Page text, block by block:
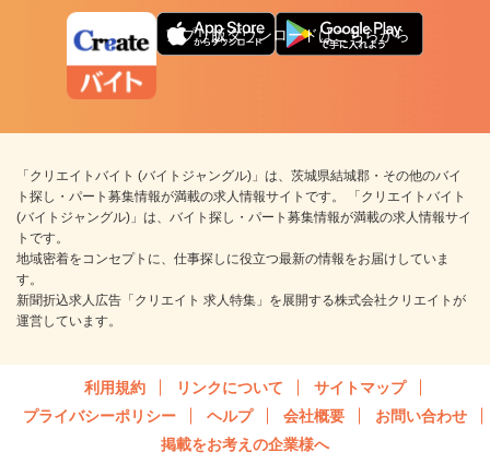
アプリ版ダウンロードはこちらから
「クリエイトバイト (バイトジャングル)」は、茨城県結城郡・その他のバイ
ト探し・パート募集情報が満載の求人情報サイトです。 「クリエイトバイト
(バイトジャングル)」は、バイト探し・パート募集情報が満載の求人情報サイ
トです。
地域密着をコンセプトに、仕事探しに役立つ最新の情報をお届けしていま
す。
新聞折込求人広告「クリエイト 求人特集」を展開する株式会社クリエイトが
運営しています。
利用規約 リンクについて
サイトマップ
プライバシーポリシー
ヘルプ 会社概要
お問い合わせ
掲載をお考えの企業様へ